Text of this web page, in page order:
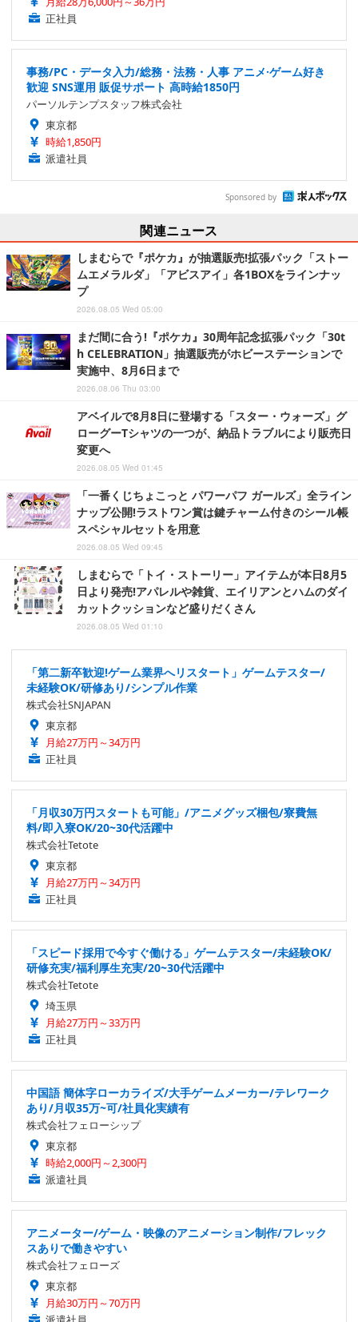
正社員
事務/PC・データ入力/総務・法務・人事 アニメ·ゲーム好き
歓迎 SNS運用 販促サポート 高時給1850円
パーソルテンプスタッフ株式会社
東京都
時給1,850円
派遣社員
Sponsored by
関連ニュース
しまむらで『ポケカ』が抽選販売!拡張パック「ストー
ムエメラルダ」「アビスアイ」各1BOXをラインナッ
プ
2026.08.05 Wed 05:00
まだ間に合う!『ポケカ』30周年記念拡張パック「30t
h CELEBRATION」抽選販売がホビーステーションで
実施中、8月6日まで
2026.08.06 Thu 03:00
アベイルで8月8日に登場する「スター・ウォーズ」グ
ローグーTシャツの一つが、納品トラブルにより販売日
変更へ
2026.08.05 Wed 01:45
「一番くじちょこっと パワーパフ ガールズ」全ライン
ナップ公開!ラストワン賞は鍵チャーム付きのシール帳
スペシャルセットを用意
2026.08.05 Wed 09:45
しまむらで「トイ・ストーリー」アイテムが本日8月5
日より発売!アパレルや雑貨、エイリアンとハムのダイ
カットクッションなど盛りだくさん
2026.08.05 Wed 01:10
「第二新卒歓迎!ゲーム業界へリスタート」ゲームテスター/
未経験OK/研修あり/シンプル作業
株式会社SNJAPAN
東京都
月給27万円～34万円
正社員
「月収30万円スタートも可能」/アニメグッズ梱包/寮費無
料/即入寮OK/20~30代活躍中
株式会社Tetote
東京都
月給27万円～34万円
正社員
「スピード採用で今すぐ働ける」ゲームテスター/未経験OK/
研修充実/福利厚生充実/20~30代活躍中
株式会社Tetote
埼玉県
月給27万円～33万円
正社員
中国語 簡体字ローカライズ/大手ゲームメーカー/テレワーク
あり/月収35万~可/社員化実績有
株式会社フェローシップ
東京都
時給2,000円～2,300円
派遣社員
アニメーター/ゲーム・映像のアニメーション制作/フレック
スありで働きやすい
株式会社フェローズ
東京都
月給30万円～70万円